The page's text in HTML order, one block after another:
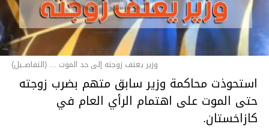
وزير يعنف زوجته إلى حد الموت ... (التفاصــيل)
استحوذت محاكمة وزير سابق متهم بضرب زوجته
حتى الموت على اهتمام الرأي العام في
كازاخستان.